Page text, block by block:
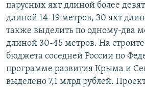
парусных яхт длиной более
длиной 14-19 метров, 30 яхт
также выделить по одному-два
длиной 30-45 метров. На
бюджета соседней России по
программе развития Крыма и
выделено 7,1 млрд рублей.